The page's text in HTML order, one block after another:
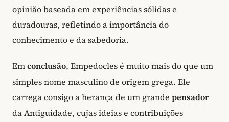
opinião baseada em experiências sólidas e
duradouras, refletindo a importância do
conhecimento e da sabedoria.
Emconclusão, Empedocles é muito mais do que um
simples nome masculino de origem grega. Ele
carrega consigo a herança de um grande pensador
da Antiguidade, cujas ideias e contribuições